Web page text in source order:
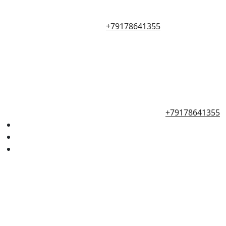
+79178641355
+79178641355